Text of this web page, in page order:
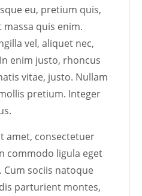
eu, pretium quis,
massa quis enim.
vel, aliquet nec,
enim justo, rhoncus
vitae, justo. Nullam
pretium. Integer
amet, consectetuer
commodo ligula eget
Cum sociis natoque
parturient montes,